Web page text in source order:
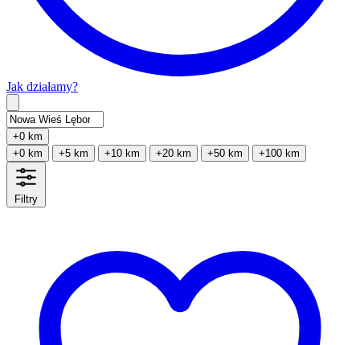
Jak działamy?
+0 km
+0 km
+5 km +10 km +20 km +50 km +100 km
Filtry